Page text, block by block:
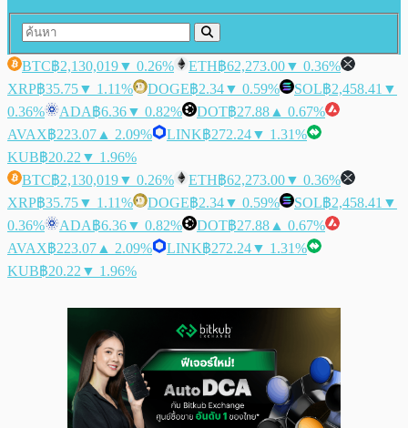
BTC฿2,130,019▼ 0.26% ETH฿62,273.00▼ 0.36%
XRP฿35.75▼ 1.11% DOGE฿2.34▼ 0.59% SOL฿2,458.41 ▼
0.36%
ADA฿6.36▼ 0.82% DOT฿27.88 ▲ 0.67%
AVAX฿223.07 ▲ 2.09% LINK฿272.24▼ 1.31%
KUB฿20.22 ▼ 1.96%
BTC฿2,130,019▼ 0.26% ETH฿62,273.00▼ 0.36%
XRP฿35.75▼ 1.11% DOGE฿2.34▼ 0.59% SOL฿2,458.41 ▼
0.36%
ADA฿6.36▼ 0.82% DOT฿27.88 ▲ 0.67%
AVAX฿223.07 ▲ 2.09% LINK฿272.24▼ 1.31%
KUB฿20.22 ▼ 1.96%